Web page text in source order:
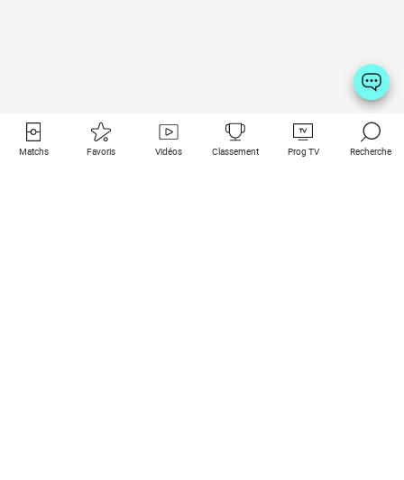
Matchs Favoris Vidéos Classement Prog TV Recherche